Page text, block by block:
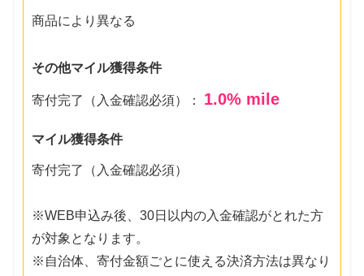
商品により異なる
その他マイル獲得条件
寄付完了（入金確認必須）： 1.0% mile
マイル獲得条件
寄付完了（入金確認必須）
※WEB申込み後、30日以内の入金確認がとれた方
が対象となります。
※自治体、寄付金額ごとに使える決済方法は異なり